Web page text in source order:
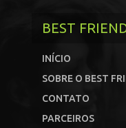
BEST
INÍCIO
SOBRE O BEST
CONTATO
PARCEIROS